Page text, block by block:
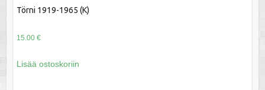
Törni 1919-1965 (K)
15.00 €
Lisää ostoskoriin